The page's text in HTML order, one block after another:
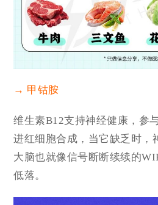
→ 甲钴胺
维生素B12支持神经健康，参
进红细胞合成，当它缺乏时，
大脑也就像信号断断续续的
低落。